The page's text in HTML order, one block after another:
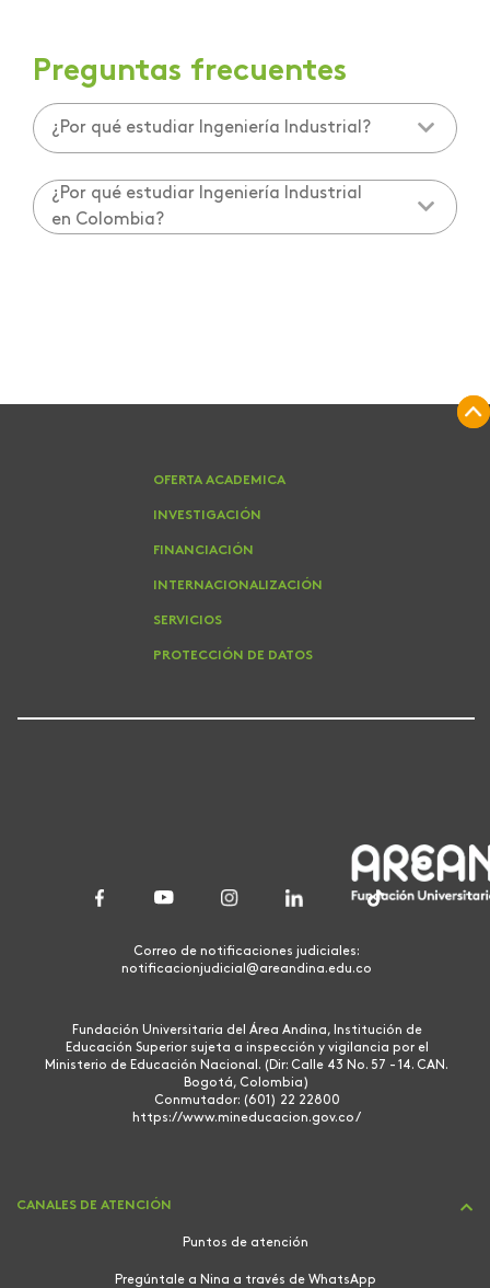
Preguntas frecuentes
¿Por qué estudiar Ingeniería Industrial?
¿Por qué estudiar Ingeniería Industrial
en Colombia?
OFERTA ACADEMICA
INVESTIGACIÓN
FINANCIACIÓN
INTERNACIONALIZACIÓN
SERVICIOS
PROTECCIÓN DE DATOS
Correo de notificaciones judiciales:
notificacionjudicial@areandina.edu.co
Fundación Universitaria del Área Andina, Institución de
Educación Superior sujeta a inspección y vigilancia por el
Ministerio de Educación Nacional. (Dir: Calle 43 No. 57 - 14. CAN.
Bogotá, Colombia)
Conmutador: (601) 22 22800
https://www.mineducacion.gov.co/
CANALES DE ATENCIÓN
Puntos de atención
Pregúntale a Nina a través de WhatsApp